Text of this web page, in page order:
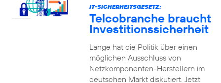
IT-SICHERHEITSGESETZ:
Telcobranche braucht
Investitionssicherheit
Lange hat die Politik über einen
möglichen Ausschluss von
Netzkomponenten-Herstellern im
deutschen Markt diskutiert. Jetzt